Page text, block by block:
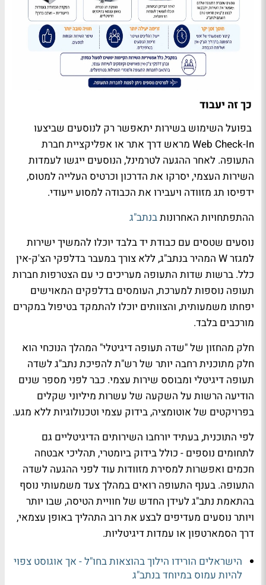
כך זה יעבוד
בפועל השימוש בשירות יתאפשר רק לנוסעים שביצעו
Web Check-In מראש דרך אתר או אפליקציית חברת
התעופה. לאחר ההגעה לטרמינל, הנוסעים ייגשו לעמדות
השירות העצמי, יסרקו את הדרכון וכרטיס העלייה למטוס,
ידפיסו תג מזוודה ויעבירו את הכבודה למסוע ייעודי.
ההתפתחויות האחרונותבנתב"ג
נוסעים שטסים עם כבודת יד בלבד יוכלו להמשיך ישירות
למגזר W המהיר בנתב"ג, ללא צורך במעבר בדלפקי הצ'ק-אין
כלל. ברשות שדות התעופה מעריכים כי עם הצטרפות חברות
תעופה נוספות למערכת, העומסים בדלפקים המאוישים
יפחתו משמעותית, והצוותים יוכלו להתמקד בטיפול במקרים
מורכבים בלבד.
חלק מהחזון של "שדה תעופה דיגיטלי" המהלך הנוכחי הוא
חלק מתוכנית רחבה יותר של רש"ת להפיכת נתב"ג לשדה
תעופה דיגיטלי ומבוסס שירות עצמי. כבר לפני מספר שנים
הודיעה הרשות על השקעה של עשרות מיליוני שקלים
בפרויקטים של אוטומציה, בידוק עצמי וטכנולוגיות ללא מגע.
לפי התוכנית, בעתיד יורחבו השירותים הדיגיטליים גם
לתחומים נוספים - כולל בידוק ביומטרי, תהליכי אבטחה
חכמים ואפשרות למסירת מזוודות עוד לפני ההגעה לשדה
התעופה. בענף התעופה רואים במהלך צעד משמעותי נוסף
בהתאמת נתב"ג לעידן החדש של חוויית הטיסה, שבו יותר
ויותר נוסעים מעדיפים לבצע את רוב התהליך באופן עצמאי,
דרך הסמארטפון או עמדות דיגיטליות.
הישראלים הורידו הילוך בהוצאות בחו"ל - אך אוגוסט צפוי
להיות עמוס במיוחד בנתב"ג